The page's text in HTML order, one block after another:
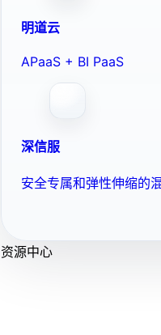
明道云
APaaS + BI PaaS
深信服
安全专属和弹性伸缩的
资源中心